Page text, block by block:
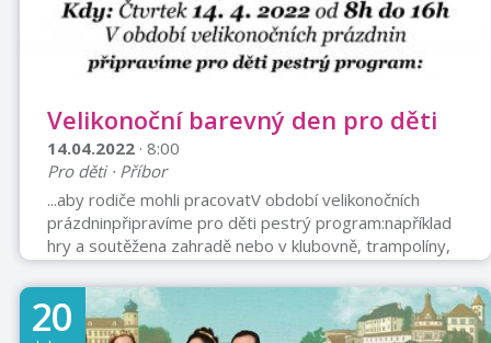
Velikonoční barevný den pro děti
14.04.2022 · 8:00
Pro děti · Příbor
...aby rodiče mohli pracovatV období velikonočních
prázdninpřipravíme pro děti pestrý program:například
hry a soutěžena zahradě nebo v klubovně, trampolíny,
hledání pokladu - čokovajíček, velikonoční tvoření -
malování vajíček, pletení tatarů, velikonoční dekorace,
keramika, bubnování, skákací hrad.Cena: 240,- Kč
zahrnuje3x denně stravu, práci personálu, trenérů a
20